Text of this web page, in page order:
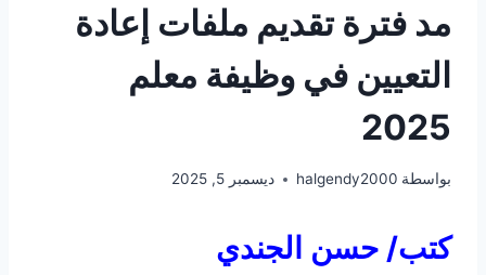
مد فترة تقديم ملفات إعادة
التعيين في وظيفة معلم
2025
بواسطة halgendy2000 ديسمبر 5, 2025
كتب/ حسن الجندي